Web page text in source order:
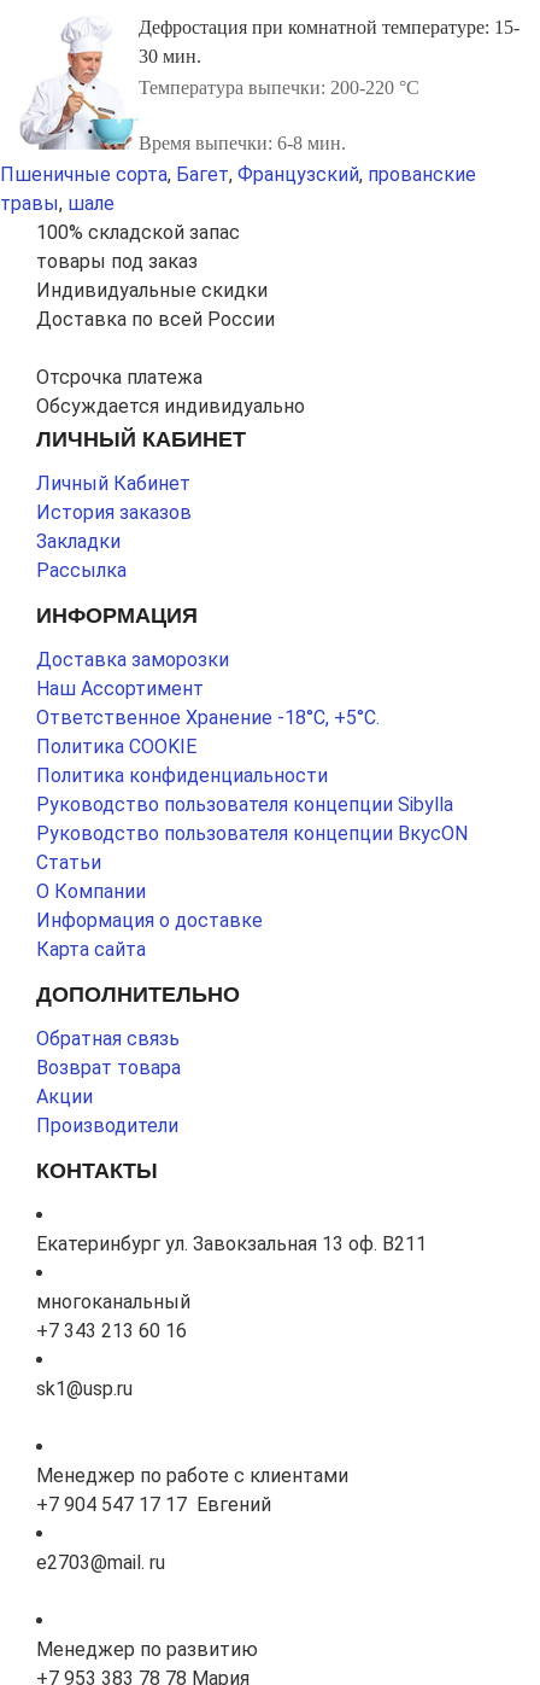
Дефростация при комнатной температуре: 15-
30 мин.
Температура выпечки: 200-220 °С
Время выпечки: 6-8 мин.
Пшеничные сорта, Багет, Французский, прованские
травы, шале
100% складской запас
товары под заказ
Индивидуальные скидки
Доставка по всей России
Отсрочка платежа
Обсуждается индивидуально
ЛИЧНЫЙ КАБИНЕТ
Личный Кабинет
История заказов
Закладки
Рассылка
ИНФОРМАЦИЯ
Доставка заморозки
Наш Ассортимент
Ответственное Хранение -18°С, +5°С.
Политика COOKIE
Политика конфиденциальности
Руководство пользователя концепции Sibylla
Руководство пользователя концепции ВкусON
Статьи
О Компании
Информация о доставке
Карта сайта
ДОПОЛНИТЕЛЬНО
Обратная связь
Возврат товара
Акции
Производители
КОНТАКТЫ
Екатеринбург ул. Завокзальная 13 оф. В211
многоканальный
+7 343 213 60 16
sk1@usp.ru
Менеджер по работе с клиентами
+7 904 547 17 17 Евгений
e2703@mail. ru
Менеджер по развитию
+7 953 383 78 78 Мария